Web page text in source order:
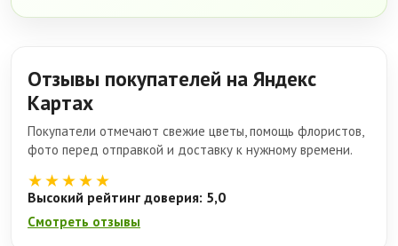
Отзывы покупателей на Яндекс
Картах
Покупатели отмечают свежие цветы, помощь флористов,
фото перед отправкой и доставку к нужному времени.
★★★★★
Высокий рейтинг доверия: 5,0
Смотреть отзывы